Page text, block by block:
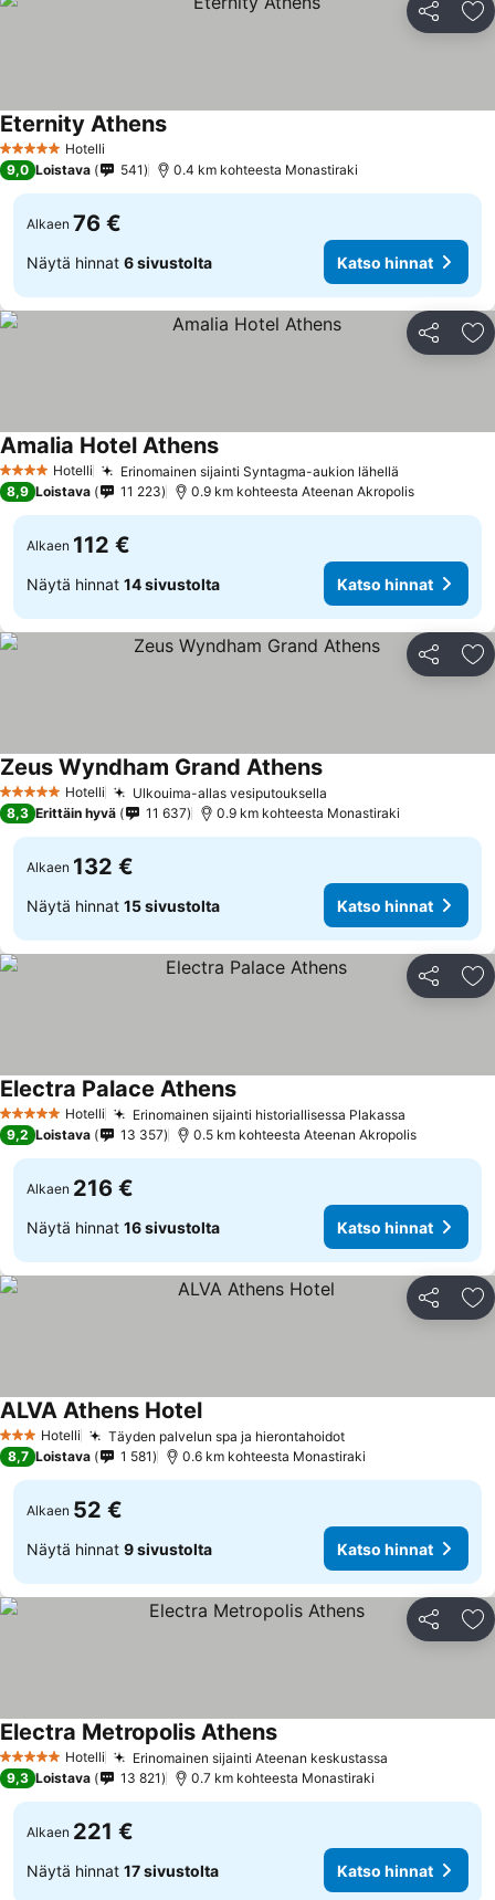
Jaa
5 Tähtiluokitus
Hotelli
Eternity Athens
9,0 Loistava 541 0.4 km kohteesta Monastiraki
Alkaen 76 €
Näytä hinnat 6 sivustolta Katso hinnat
Jaa
4 Tähtiluokitus
Hotelli Erinomainen sijainti Syntagma-aukion lähellä
Amalia Hotel Athens
8,9 Loistava 11 223 0.9 km kohteesta Ateenan Akropolis
Alkaen 112 €
Näytä hinnat 14 sivustolta Katso hinnat
Jaa
5 Tähtiluokitus
Hotelli Ulkouima-allas vesiputouksella
Zeus Wyndham Grand Athens
8,3 Erittäin hyvä 11 637 0.9 km kohteesta Monastiraki
Alkaen 132 €
Näytä hinnat 15 sivustolta Katso hinnat
Jaa
5 Tähtiluokitus
Hotelli Erinomainen sijainti historiallisessa Plakassa
Electra Palace Athens
9,2 Loistava 13 357 0.5 km kohteesta Ateenan Akropolis
Alkaen 216 €
Näytä hinnat 16 sivustolta Katso hinnat
Jaa
3 Tähtiluokitus
Hotelli Täyden palvelun spa ja hierontahoidot
ALVA Athens Hotel
8,7 Loistava 1 581 0.6 km kohteesta Monastiraki
Alkaen 52 €
Näytä hinnat 9 sivustolta Katso hinnat
Jaa
5 Tähtiluokitus
Hotelli Erinomainen sijainti Ateenan keskustassa
Electra Metropolis Athens
9,3 Loistava 13 821 0.7 km kohteesta Monastiraki
Alkaen 221 €
Näytä hinnat 17 sivustolta Katso hinnat